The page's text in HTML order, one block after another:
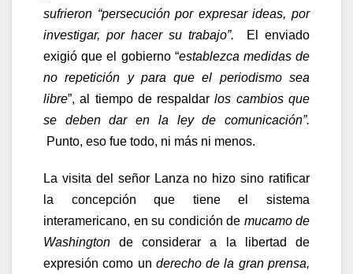
sufrieron “persecución por expresar ideas, por
investigar, por hacer su trabajo”.
El enviado
exigió que el gobierno “establezca medidas de
no repetición y para que el periodismo sea
libre”, al tiempo de respaldarlos cambios que
se deben dar en la ley de comunicación”.
Punto, eso fue todo, ni más ni menos.
La visita del señor Lanza no hizo sino ratificar
la concepción que tiene el sistema
interamericano, en su condición de mucamo de
Washington de considerar a la libertad de
expresión como un derecho de la gran prensa,